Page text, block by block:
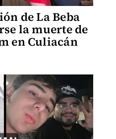
de La Beba
la muerte de
en Culiacán